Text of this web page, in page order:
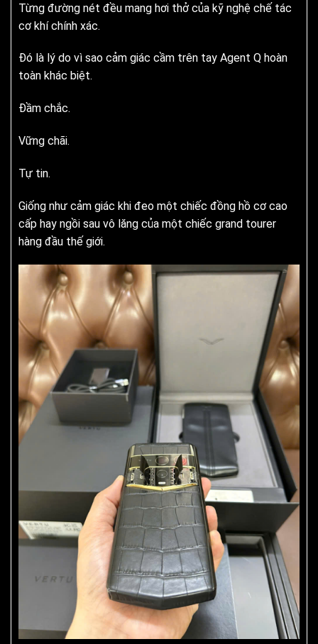
Từng đường nét đều mang hơi thở của kỹ nghệ chế tác
cơ khí chính xác.
Đó là lý do vì sao cảm giác cầm trên tay Agent Q hoàn
toàn khác biệt.
Đầm chắc.
Vững chãi.
Tự tin.
Giống như cảm giác khi đeo một chiếc đồng hồ cơ cao
cấp hay ngồi sau vô lăng của một chiếc grand tourer
hàng đầu thế giới.